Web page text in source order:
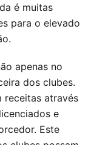
é muitas
para o elevado
apenas no
dos clubes.
receitas através
e
Este